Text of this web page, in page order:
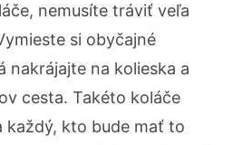
nemusíte tráviť veľa
si obyčajné
nakrájajte na kolieska a
cesta. Takéto koláče
každý, kto bude mať to